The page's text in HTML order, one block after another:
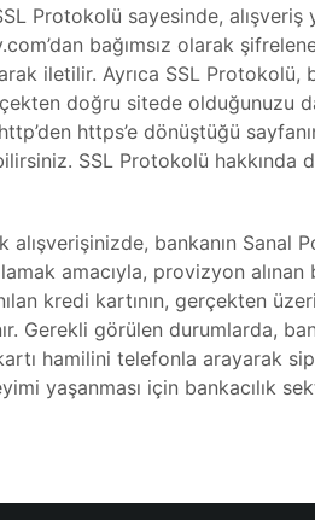
Protokolü sayesinde,
bağımsız olarak
iletilir. Ayrıca SSL
doğru sitede olduğunuzu
https’e dönüştüğü
SSL Protokolü hakkında
alışverişinizde, bankanın Sanal
amacıyla, provizyon alınan
kredi kartının, gerçekten
Gerekli görülen durumlarda,
hamilini telefonla arayarak
yaşanması için bankacılık